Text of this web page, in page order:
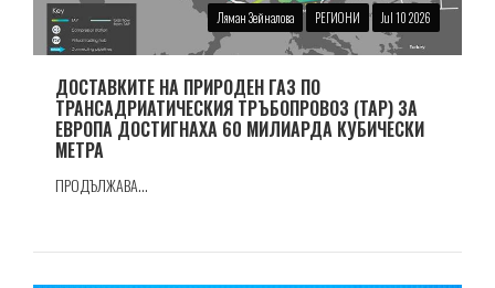
Ляман Зейналова РЕГИОНИ Jul 10 2026
ДОСТАВКИТЕ НА ПРИРОДЕН ГАЗ ПО
ТРАНСАДРИАТИЧЕСКИЯ ТРЪБОПРОВОЗ (TAP) ЗА
ЕВРОПА ДОСТИГНАХА 60 МИЛИАРДА КУБИЧЕСКИ
МЕТРА
ПРОДЪЛЖАВА...